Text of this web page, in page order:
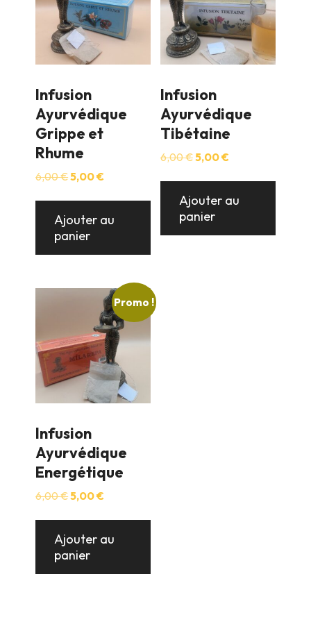
Infusion
Ayurvédique
Grippe et
Rhume
6,00€ Le
initial
était :
6,00 €.
5,00€
actuel
est :
5,00 €.
Ajouter au
panier
Infusion
Ayurvédique
Tibétaine
6,00€ Le
initial
était :
6,00 €.
5,00€Le
actuel
est :
5,00 €.
Ajouter au
panier
Promo !
Infusion
Ayurvédique
Energétique
6,00€ Le
initial
était :
6,00 €.
5,00€
actuel
est :
5,00 €.
Ajouter au
panier